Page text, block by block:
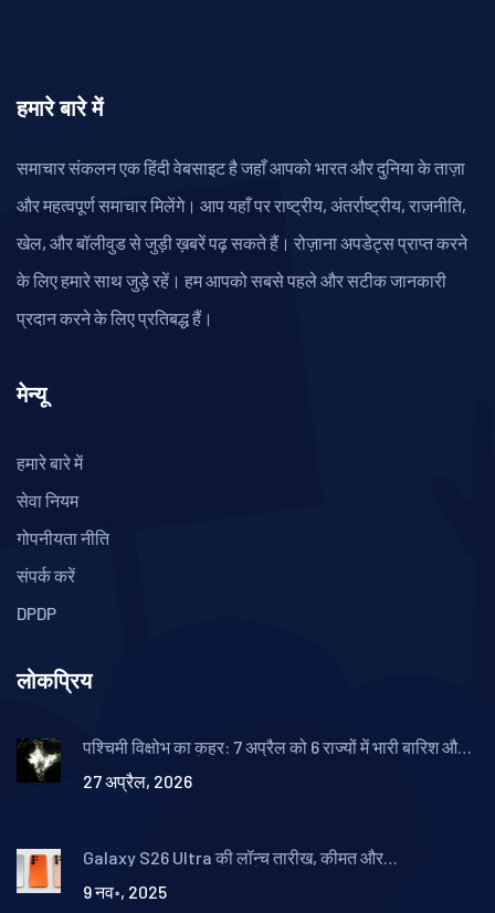
हमारे बारे में
समाचार संकलन एक हिंदी वेबसाइट है जहाँ आपको भारत और दुनिया के ताज़ा
और महत्वपूर्ण समाचार मिलेंगे। आप यहाँ पर राष्ट्रीय, अंतर्राष्ट्रीय, राजनीति,
खेल, और बॉलीवुड से जुड़ी ख़बरें पढ़ सकते हैं। रोज़ाना अपडेट्स प्राप्त करने
के लिए हमारे साथ जुड़े रहें। हम आपको सबसे पहले और सटीक जानकारी
प्रदान करने के लिए प्रतिबद्ध हैं।
मेन्यू
हमारे बारे में
सेवा नियम
गोपनीयता नीति
संपर्क करें
DPDP
लोकप्रिय
पश्चिमी विक्षोभ का कहर: 7 अप्रैल को 6 राज्यों में भारी बारिश और
27 अप्रैल, 2026
Galaxy S26 Ultra की लॉन्च तारीख, कीमत और
9 नव॰, 2025